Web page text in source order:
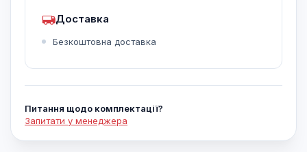
Доставка
Безкоштовна доставка
Питання щодо комплектації?
Запитати у менеджера